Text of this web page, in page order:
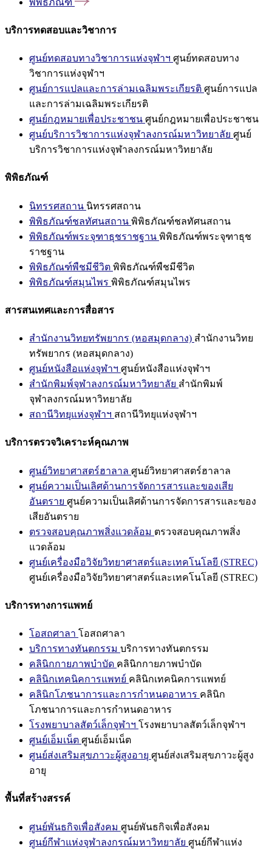
บริการทดสอบและวิชาการ
ศูนย์ทดสอบทางวิชาการแห่งจุฬาฯ ศูนย์ทดสอบทาง
วิชาการแห่งจุฬาฯ
ศูนย์การแปลและการล่ามเฉลิมพระเกียรติ ศูนย์การแปล
และการล่ามเฉลิมพระเกียรติ
ศูนย์กฎหมายเพื่อประชาชน ศูนย์กฎหมายเพื่อประชาชน
ศูนย์บริการวิชาการแห่งจุฬาลงกรณ์มหาวิทยาลัย ศูนย์
บริการวิชาการแห่งจุฬาลงกรณ์มหาวิทยาลัย
พิพิธภัณฑ์
นิทรรศสถาน นิทรรศสถาน
พิพิธภัณฑ์ชลทัศนสถาน พิพิธภัณฑ์ชลทัศนสถาน
พิพิธภัณฑ์พระจุฑาธุชราชฐาน พิพิธภัณฑ์พระจุฑาธุช
ราชฐาน
พิพิธภัณฑ์พืชมีชีวิต พิพิธภัณฑ์พืชมีชีวิต
พิพิธภัณฑ์สมุนไพร พิพิธภัณฑ์สมุนไพร
สารสนเทศและการสื่อสาร
สำนักงานวิทยทรัพยากร (หอสมุดกลาง) สำนักงานวิทย
ทรัพยากร (หอสมุดกลาง)
ศูนย์หนังสือแห่งจุฬาฯ ศูนย์หนังสือแห่งจุฬาฯ
สำนักพิมพ์จุฬาลงกรณ์มหาวิทยาลัย สำนักพิมพ์
จุฬาลงกรณ์มหาวิทยาลัย
สถานีวิทยุแห่งจุฬาฯ สถานีวิทยุแห่งจุฬาฯ
บริการตรวจวิเคราะห์คุณภาพ
ศูนย์วิทยาศาสตร์ฮาลาล ศูนย์วิทยาศาสตร์ฮาลาล
ศูนย์ความเป็นเลิศด้านการจัดการสารและของเสีย
อันตราย ศูนย์ความเป็นเลิศด้านการจัดการสารและของ
เสียอันตราย
ตรวจสอบคุณภาพสิ่งแวดล้อม ตรวจสอบคุณภาพสิ่ง
แวดล้อม
ศูนย์เครื่องมือวิจัยวิทยาศาสตร์และเทคโนโลยี (STREC)
ศูนย์เครื่องมือวิจัยวิทยาศาสตร์และเทคโนโลยี (STREC)
บริการทางการแพทย์
โอสถศาลา โอสถศาลา
บริการทางทันตกรรม บริการทางทันตกรรม
คลินิกกายภาพบำบัด คลินิกกายภาพบำบัด
คลินิกเทคนิคการแพทย์ คลินิกเทคนิคการแพทย์
คลินิกโภชนาการและการกำหนดอาหาร คลินิก
โภชนาการและการกำหนดอาหาร
โรงพยาบาลสัตว์เล็กจุฬาฯ โรงพยาบาลสัตว์เล็กจุฬาฯ
ศูนย์เอ็มเน็ต ศูนย์เอ็มเน็ต
ศูนย์ส่งเสริมสุขภาวะผู้สูงอายุ ศูนย์ส่งเสริมสุขภาวะผู้สูง
อายุ
พื้นที่สร้างสรรค์
ศูนย์พันธกิจเพื่อสังคม ศูนย์พันธกิจเพื่อสังคม
ศูนย์กีฬาแห่งจุฬาลงกรณ์มหาวิทยาลัย ศูนย์กีฬาแห่ง